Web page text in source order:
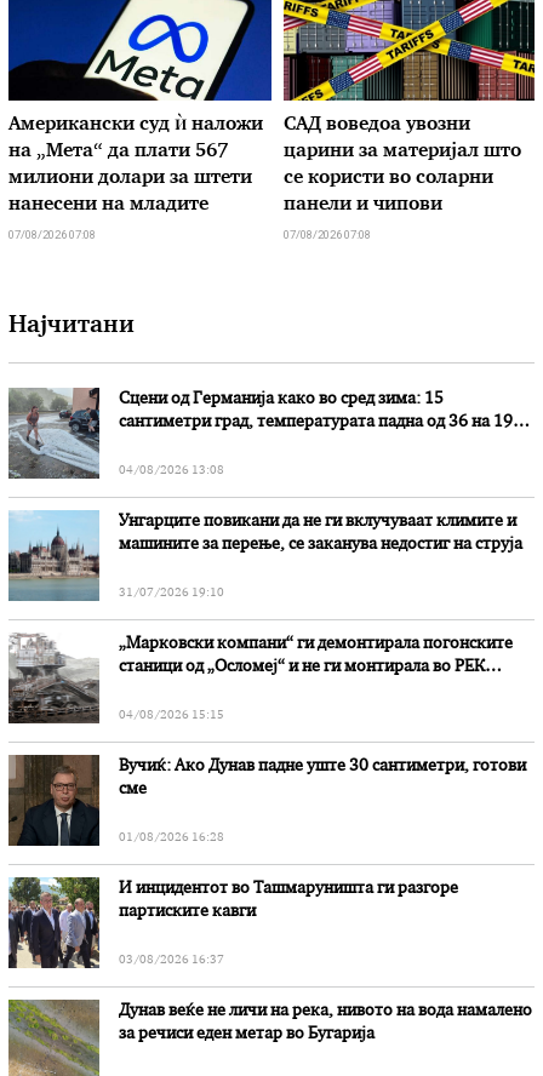
Американски суд ѝ наложи
на „Мета“ да плати 567
милиони долари за штети
нанесени на младите
07/08/2026 07:08
САД воведоа увозни
царини за материјал што
се користи во соларни
панели и чипови
07/08/2026 07:08
Најчитани
Сцени од Германија како во сред зима: 15
сантиметри град, температурата падна од 36 на 19
04/08/2026 13:08
Унгарците повикани да не ги вклучуваат климите и
машините за перење, се заканува недостиг на струја
31/07/2026 19:10
„Марковски компани“ ги демонтирала погонските
станици од „Осломеј“ и не ги монтирала во РЕК
04/08/2026 15:15
Вучиќ: Ако Дунав падне уште 30 сантиметри, готови
сме
01/08/2026 16:28
И инцидентот во Ташмаруништa ги разгоре
партиските кавги
03/08/2026 16:37
Дунав веќе не личи на река, нивото на вода намалено
за речиси еден метар во Бугарија